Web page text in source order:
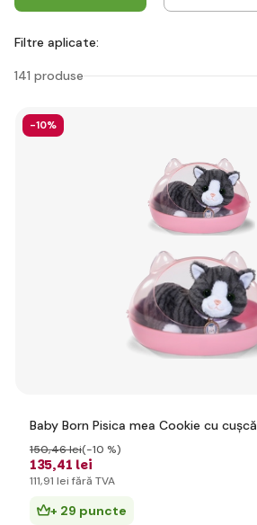
Filtre aplicate:
141 produse
-10%
Baby Born Pisica mea Cookie cu cușcă
135,41 lei
150,46 lei(-10 %)
111,91 lei fără TVA
+ 29 puncte